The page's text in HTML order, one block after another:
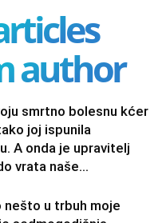
author
smrtno bolesnu kćer
joj ispunila
A onda je upravitelj
vrata naše...
nešto u trbuh moje